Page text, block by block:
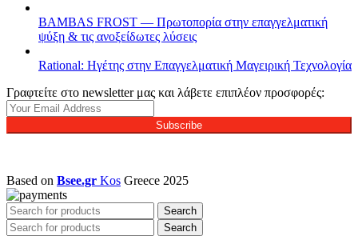
BAMBAS FROST — Πρωτοπορία στην επαγγελματική
ψύξη & τις ανοξείδωτες λύσεις
Rational: Ηγέτης στην Επαγγελματική Μαγειρική Τεχνολογία
Γραφτείτε στο newsletter μας και λάβετε επιπλέον προσφορές:
Subscribe
Based on Bsee.gr Kos Greece 2025
Search
Search